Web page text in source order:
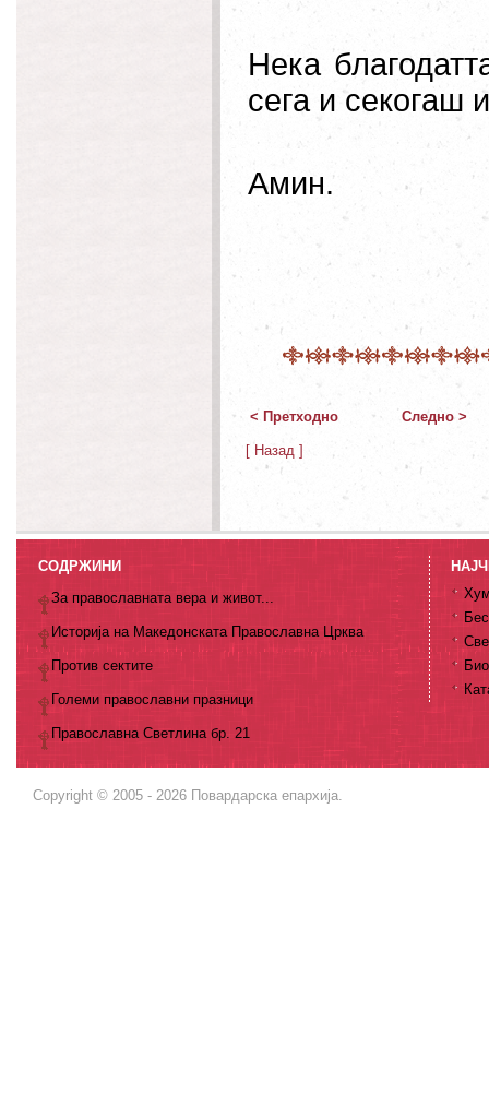
Нека
сега и секогаш
Амин.
< Претходно Следно >
[ Назад ]
СОДРЖИНИ
За православната вера и живот...
Историја на Македонската Православна Црква
Против сектите
Големи православни празници
Православна Светлина бр. 21
Copyright © 2005 - 2026 Повардарска епархија.